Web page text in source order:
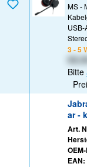
MS -
USB-
3 - 5
Bitte
ar -
g -
Art.
EAN: